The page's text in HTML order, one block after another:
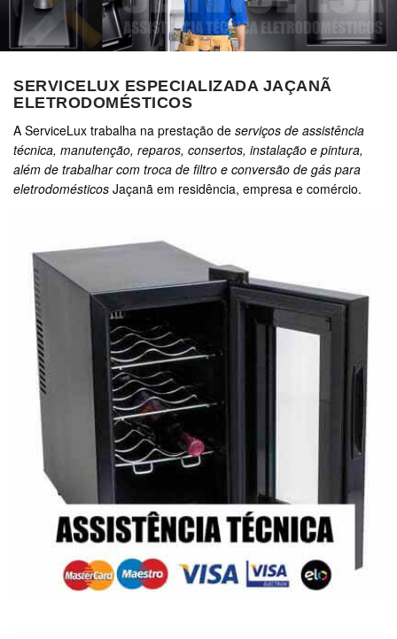
SERVICELUX ESPECIALIZADA JAÇANÃ
ELETRODOMÉSTICOS
A ServiceLux trabalha na prestação de serviços de assistência
técnica, manutenção, reparos, consertos, instalação e pintura,
além de trabalhar com troca de filtro e conversão de gás para
eletrodomésticos Jaçanã em residência, empresa e comércio.